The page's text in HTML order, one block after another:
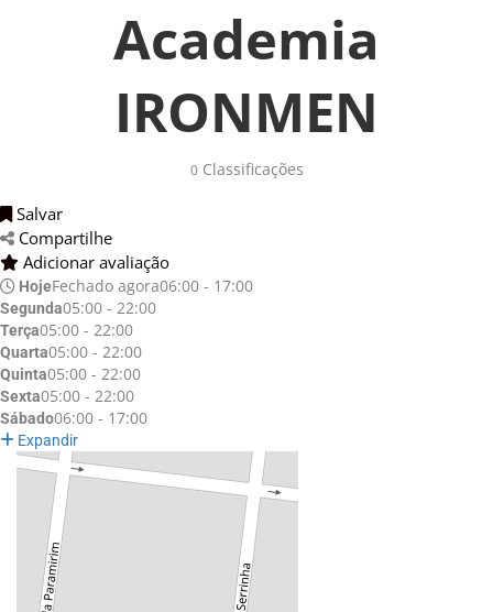
Academia
IRONMEN
0Classificações
Salvar
Compartilhe
Adicionar avaliação
HojeFechado agora06:00 - 17:00
Segunda05:00 - 22:00
Terça05:00 - 22:00
Quarta05:00 - 22:00
Quinta05:00 - 22:00
Sexta05:00 - 22:00
Sábado06:00 - 17:00
Expandir